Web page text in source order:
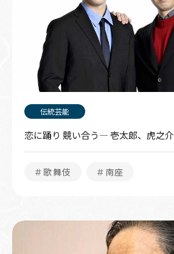
恋に踊り 競い合う― 壱太郎、虎之介
＃歌舞伎 ＃南座